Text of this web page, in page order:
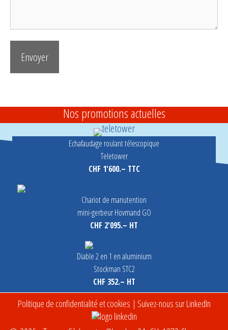
Nos promotions actuelles
Echafaudage roulant télescopique
Teletower
CHF 1'600.– TTC
Chariot de manutention
mini-gerbeur Hovmand GO
CHF 2'095.– HT
Diable 2 en 1 en aluminium
Stockman STC2
CHF 352.– HT
Politique de confidentialité et cookies | Suivez-nous sur LinkedIn